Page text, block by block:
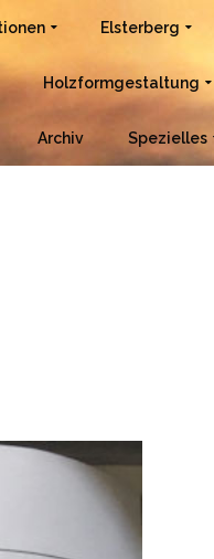
Elsterberg
Holzformgestaltung
Archiv Spezielles